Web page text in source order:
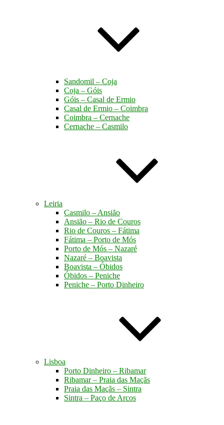
Sandomil – Coja
Coja – Góis
Góis – Casal de Ermio
Casal de Ermio – Coimbra
Coimbra – Cernache
Cernache – Casmilo
Leiria
Casmilo – Ansião
Ansião – Rio de Couros
Rio de Couros – Fátima
Fátima – Porto de Mós
Porto de Mós – Nazaré
Nazaré – Boavista
Boavista – Óbidos
Óbidos – Peniche
Peniche – Porto Dinheiro
Lisboa
Porto Dinheiro – Ribamar
Ribamar – Praia das Maçãs
Praia das Maçãs – Sintra
Sintra – Paço de Arcos